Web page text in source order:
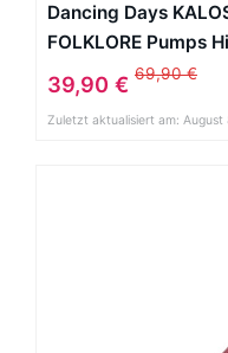
Dancing Days
FOLKLORE Pumps
39,90 € 69,90 €
Zuletzt aktualisiert am: August